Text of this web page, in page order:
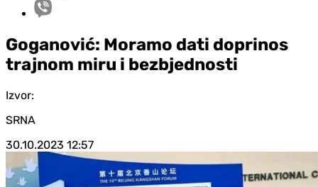
Goganović: Moramo dati doprinos
trajnom miru i bezbjednosti
Izvor:
SRNA
30.10.2023 12:57